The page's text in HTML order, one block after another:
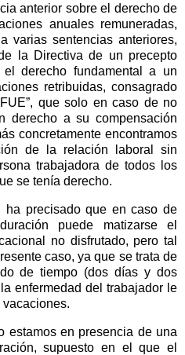
anterior sobre el derecho de
anuales remuneradas,
varias sentencias anteriores,
la Directiva de un precepto
derecho fundamental a un
retribuidas, consagrado
que solo en caso de no
derecho a su compensación
concretamente encontramos
de la relación laboral sin
trabajadora de todos los
se tenía derecho.
ha precisado que en caso de
puede matizarse el
no disfrutado, pero tal
caso, ya que se trata de
de tiempo (dos días y dos
enfermedad del trabajador le
estamos en presencia de una
supuesto en el que el